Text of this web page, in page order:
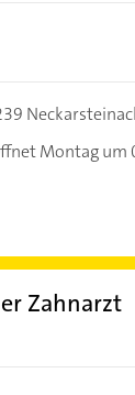
Montag um
Zahnarzt